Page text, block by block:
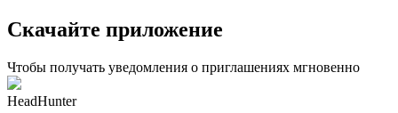
Скачайте приложение
Чтобы получать уведомления о приглашениях мгновенно
HeadHunter